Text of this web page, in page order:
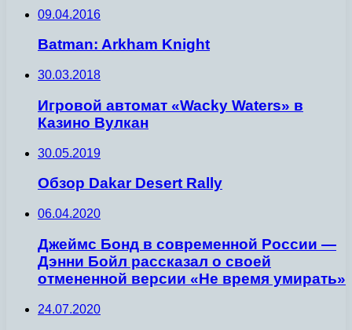
09.04.2016
Batman: Arkham Knight
30.03.2018
Игровой автомат «Wacky Waters» в
Казино Вулкан
30.05.2019
Обзор Dakar Desert Rally
06.04.2020
Джеймс Бонд в современной России —
Дэнни Бойл рассказал о своей
отмененной версии «Не время умирать»
24.07.2020